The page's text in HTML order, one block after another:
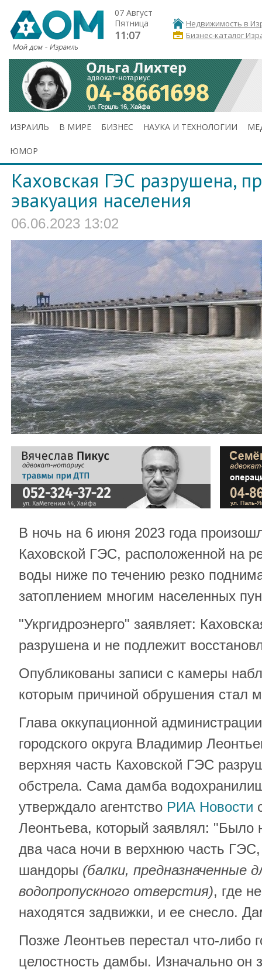
07 Август
Пятница
11:07
Недвижимость в
Бизнес-каталог
ИЗРАИЛЬ В МИРЕ БИЗНЕС НАУКА И ТЕХНОЛОГИИ
ЮМОР
Каховская ГЭС разрушена,
эвакуация населения
06.06.2023 13:02
В ночь на 6 июня 2023 года
Каховской ГЭС, расположенной на
воды ниже по течению резко
затоплением многим населенных
"Укргидроэнерго" заявляет:
разрушена и не подлежит
Опубликованы записи с камеры
которым причиной обрушения стал
Глава оккупационной
городского округа Владимир
верхняя часть Каховской ГЭС
обстрела. Сама дамба
утверждало агентство РИА Новости
Леонтьева, который заявлял: "Было
два часа ночи в верхнюю часть ГЭС,
шандоры (балки, предназначенные
водопропускного отверстия), где
находятся задвижки, и ее снесло.
Позже Леонтьев перестал что-либо
целостность дамбы. Изначально он